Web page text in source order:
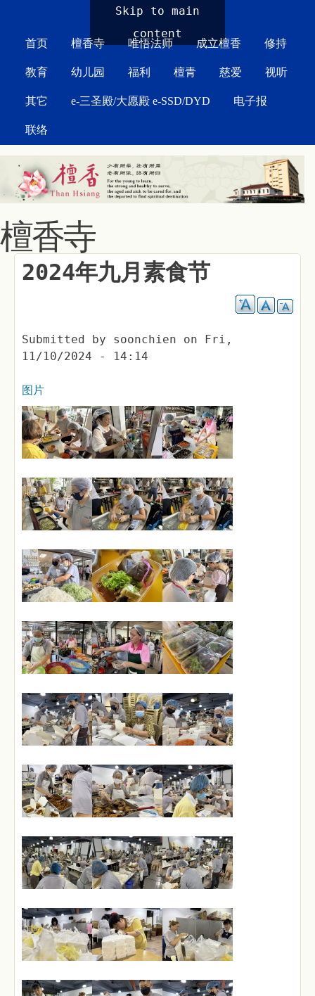
Skip to main
content
首页 檀香寺 唯悟法师 成立檀香 修持
教育 幼儿园 福利 檀青 慈爱 视听
其它 e-三圣殿/大愿殿 e-SSD/DYD 电子报
联络
檀香寺
2024年九月素食节
Submitted by soonchien on Fri,
11/10/2024 - 14:14
图片